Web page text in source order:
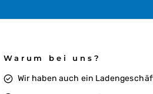
Warum bei uns?
Wir haben auch ein